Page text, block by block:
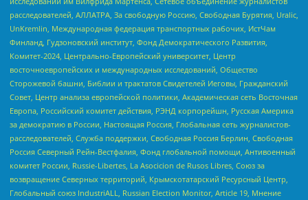
расследователей, АЛЛАТРА, За свободную Россию, Свободная Бурятия, Uralic,
UnKremlin, Международная федерация транспортных рабочих, ИстЧам
Финланд, Гудзоновский институт, Фонд Демократического Развития,
Комитет-2024, Центрально-Европейский университет, Центр
восточноевропейских и международных исследований, Общество
Сторожевой башни, Библии и трактатов Свидетелей Иеговы, Гражданский
Совет, Центр анализа европейской политики, Академическая сеть Восточная
Европа, Российский комитет действия, РЭНД корпорейшн, Русская Америка
за демократию в России, Настоящая Россия, Глобальная сеть журналистов-
расследователей, Служба поддержки, Свободная Россия Берлин, Свободная
Россия Северный Рейн-Вестфалия, Фонд глобальной помощи, Антивоенный
комитет России, Russie-Libertes, La Asocicion de Rusos Libres, Союз за
возвращение Северных территорий, Крымскотатарский Ресурсный Центр,
Глобальный союз IndustriALL, Russian Election Monitor, Article 19, Мнение